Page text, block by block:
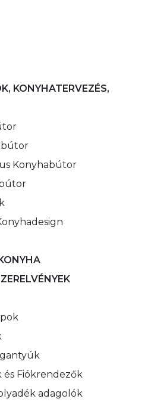
KONYHATERVEZÉS,
Konyhabútor
és Fiókrendezők
adagolók